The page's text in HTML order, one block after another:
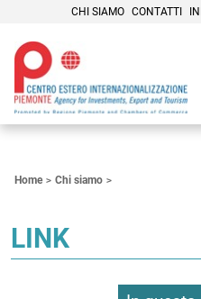
CHI SIAMO CONTATTI
Home Chi siamo
LINK